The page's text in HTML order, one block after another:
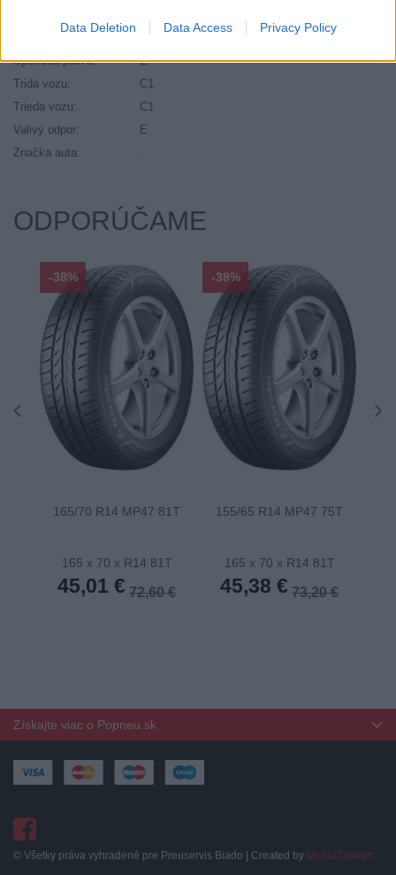
Data Deletion Data Access Privacy Policy
Letné
Spotreba paliva:
E
Trida vozu:
C1
Trieda vozu:
C1
Valivý odpor:
E
Značka auta:
ODPORÚČAME
-38%
165/70 R14 MP47 81T
165 x 70 x R14 81T
45,01 € 72,60 €
-38%
155/65 R14 MP47 75T
165 x 70 x R14 81T
45,38 € 73,20 €
Získajte viac o Popneu.sk
© Všetky práva vyhradené pre Preuservis Biado | Created by MI:SU Design